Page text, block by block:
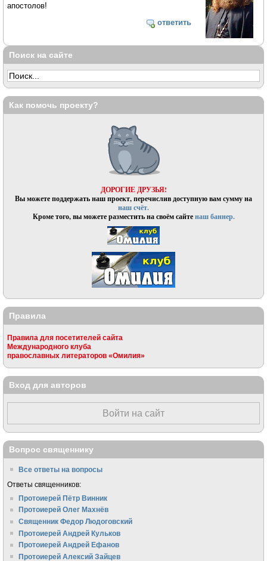
апостолов!
ответить
Поиск на сайте
Как помочь проекту?
ДОРОГИЕ ДРУЗЬЯ!
Вы можете поддержать наш проект, перечислив доступную вам сумму на
наш счёт.
Кроме того, вы можете разместить на своём сайтенаш баннер.
Правила
Правила для посетителей сайта
Международного клуба
православных литераторов «Омилия»
Вход для авторов
Войти на сайт
Вопрос священнику
Все ответы на вопросы
Ответы священников:
Протоиерей Пётр Винник
Протоиерей Олег Махнёв
Священник Федор Людоговский
Протоиерей Андрей Кульков
Протоиерей Андрей Ефанов
Протоиерей Алексий Зайцев